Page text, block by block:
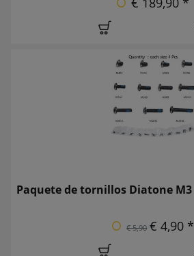
Paquete de tornillos Diatone M3
€ 5,90 € 4,90 *